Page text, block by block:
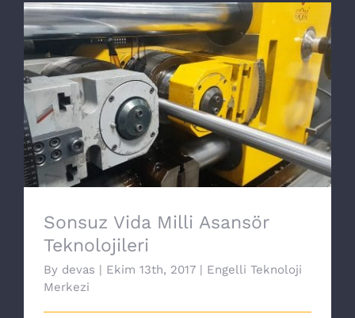
Sonsuz Vida Milli Asansör Teknolojileri
Sonsuz Vida Milli Asansör
Teknolojileri
By devas | Ekim 13th, 2017 | Engelli Teknoloji
Merkezi